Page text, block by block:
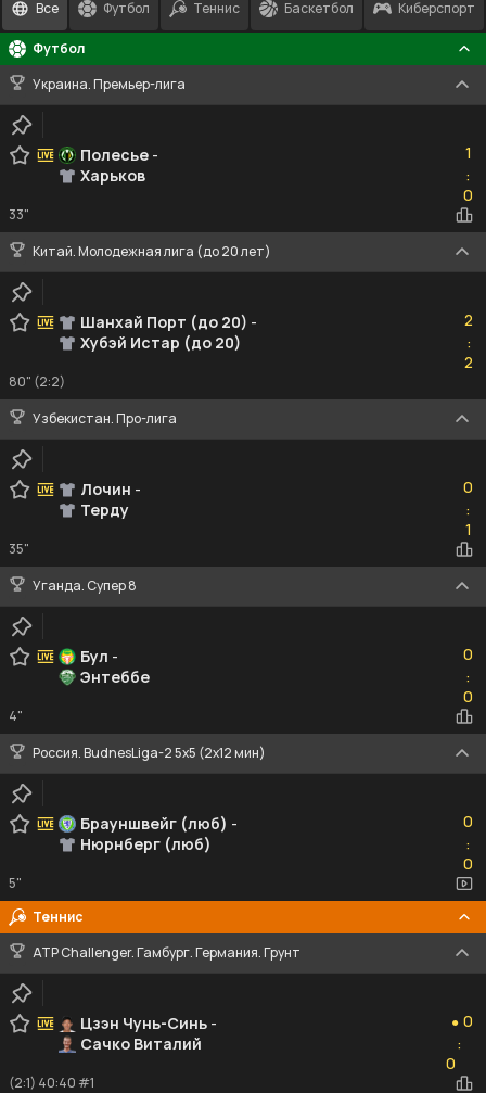
Все Футбол Теннис Баскетбол Киберспорт
Футбол
Украина. Премьер-лига
Полесье -
Харьков
1
:0
0
33"
Китай. Молодежная лига (до 20 лет)
Шанхай Порт (до 20) -
Хубэй Истар (до 20)
2
:2
2
80" (2:2)
Узбекистан. Про-лига
Лочин -
Терду
0
:1
1
35"
Уганда. Супер 8
Бул -
Энтеббе
0
:0
0
4"
Россия. BudnesLiga-2 5x5 (2x12 мин)
Брауншвейг (люб) -
Нюрнберг (люб)
0
:0
0
5"
Теннис
ATP Challenger. Гамбург. Германия. Грунт
Цзэн Чунь-Синь -
Сачко Виталий
● 0
:
0
(2:1) 40:40 #1